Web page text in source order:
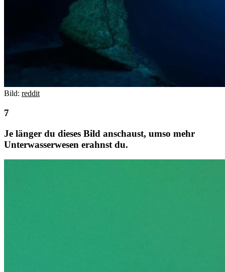
Bild: reddit
Je länger du dieses Bild anschaust, umso mehr
Unterwasserwesen erahnst du.